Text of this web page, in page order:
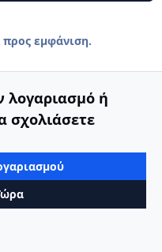
εμφάνιση.
λογαριασμό ή
σχολιάσετε